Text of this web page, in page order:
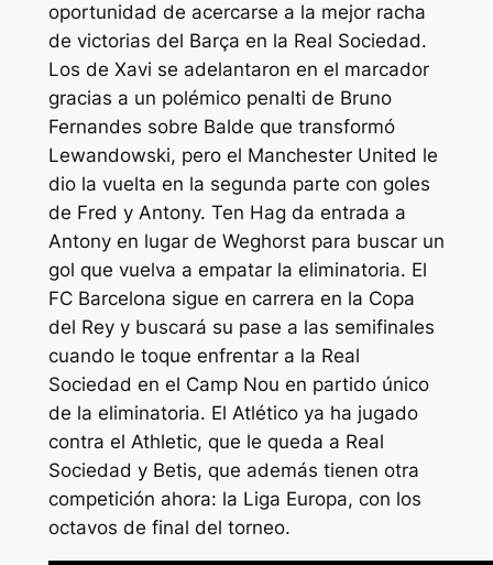
oportunidad de acercarse a la mejor racha
de victorias del Barça en la Real Sociedad.
Los de Xavi se adelantaron en el marcador
gracias a un polémico penalti de Bruno
Fernandes sobre Balde que transformó
Lewandowski, pero el Manchester United le
dio la vuelta en la segunda parte con goles
de Fred y Antony. Ten Hag da entrada a
Antony en lugar de Weghorst para buscar un
gol que vuelva a empatar la eliminatoria. El
FC Barcelona sigue en carrera en la Copa
del Rey y buscará su pase a las semifinales
cuando le toque enfrentar a la Real
Sociedad en el Camp Nou en partido único
de la eliminatoria. El Atlético ya ha jugado
contra el Athletic, que le queda a Real
Sociedad y Betis, que además tienen otra
competición ahora: la Liga Europa, con los
octavos de final del torneo.